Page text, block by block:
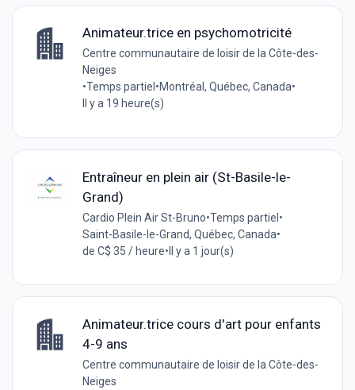
Animateur.trice en psychomotricité
Centre communautaire de loisir de la Côte-des-
Neiges
•Temps partiel •Montréal, Québec, Canada•
Il y a 19 heure(s)
Entraîneur en plein air (St-Basile-le-
Grand)
Cardio Plein Air St-Bruno•Temps partiel•
Saint-Basile-le-Grand, Québec, Canada•
de C$ 35 / heure•Il y a 1 jour(s)
Animateur.trice cours d'art pour enfants
4-9 ans
Centre communautaire de loisir de la Côte-des-
Neiges